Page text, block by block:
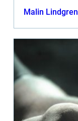
Malin Lindgren